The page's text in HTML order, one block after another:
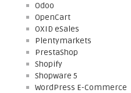
Odoo
OpenCart
OXID eSales
Plentymarkets
PrestaShop
Shopify
Shopware 5
WordPress E-Commerce